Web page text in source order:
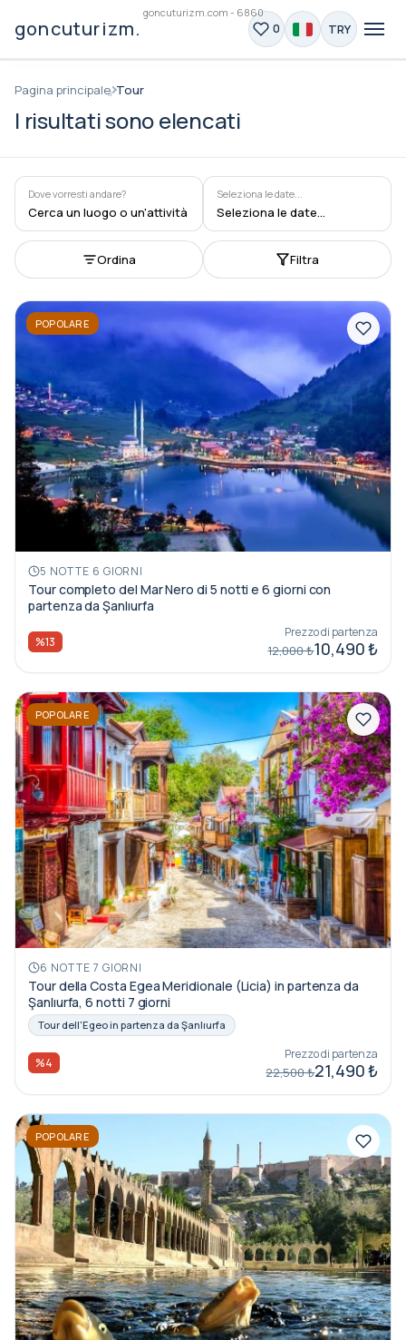
goncuturizm.com - 6860
goncuturizm.com 0 TRY
Pagina principale Tour
I risultati sono elencati
Dove vorresti andare?
Cerca un luogo o un'attività
Seleziona le date...
Seleziona le date...
Ordina Filtra
POPOLARE
5 NOTTE 6 GIORNI
Tour completo del Mar Nero di 5 notti e 6 giorni con
partenza da Şanlıurfa
%13
Prezzo di partenza
12,000 ₺10,490 ₺
POPOLARE
6 NOTTE 7 GIORNI
Tour della Costa Egea Meridionale (Licia) in partenza da
Şanlıurfa, 6 notti 7 giorni
Tour dell'Egeo in partenza da Şanlıurfa
%4
Prezzo di partenza
22,500 ₺21,490 ₺
POPOLARE